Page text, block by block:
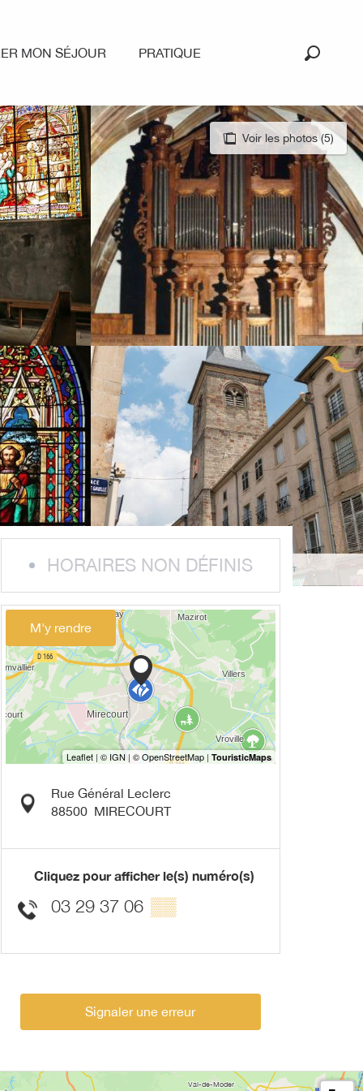
MON SÉJOUR PRATIQUE
Voir les photos (5)
HORAIRES NON DÉFINIS
M'y rendre
Rue Général Leclerc
88500 MIRECOURT
Cliquez pour afficher le(s) numéro(s)
03 29 37 06 ▒▒
Signaler une erreur